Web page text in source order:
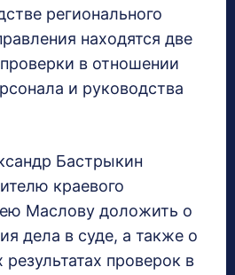
регионального
находятся две
в отношении
и руководства
Бастрыкин
краевого
Маслову доложить о
дела в суде, а также о
проверок в